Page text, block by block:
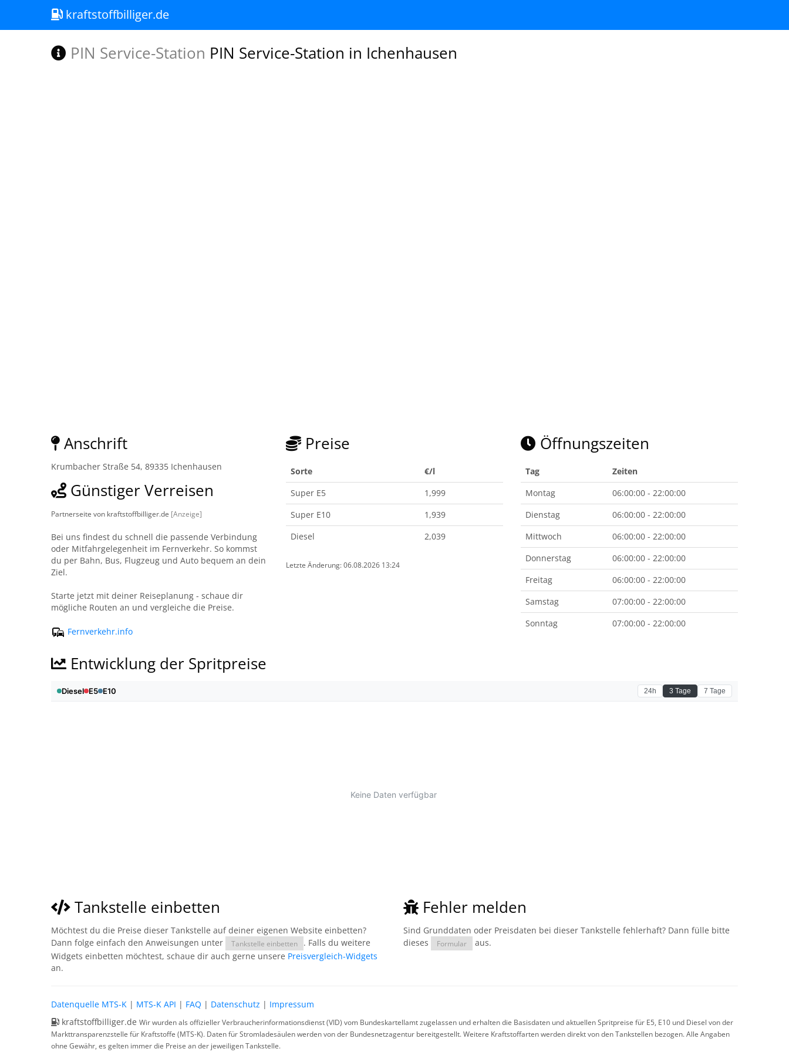
kraftstoffbilliger.de
PIN Service-Station PIN Service-Station in Ichenhausen
Anschrift
Krumbacher Straße 54, 89335 Ichenhausen
Günstiger Verreisen
Partnerseite von kraftstoffbilliger.de [Anzeige]
Bei uns findest du schnell die passende Verbindung
oder Mitfahrgelegenheit im Fernverkehr. So kommst
du per Bahn, Bus, Flugzeug und Auto bequem an dein
Ziel.
Starte jetzt mit deiner Reiseplanung - schaue dir
mögliche Routen an und vergleiche die Preise.
Fernverkehr.info
Preise
Sorte
€/l
Super E5
1,999
Super E10
1,939
Diesel
2,039
Letzte Änderung: 06.08.2026 13:24
Öffnungszeiten
Tag
Zeiten
Montag
06:00:00 - 22:00:00
Dienstag
06:00:00 - 22:00:00
Mittwoch
06:00:00 - 22:00:00
Donnerstag
06:00:00 - 22:00:00
Freitag
06:00:00 - 22:00:00
Samstag
07:00:00 - 22:00:00
Sonntag
07:00:00 - 22:00:00
Entwicklung der Spritpreise
Tankstelle einbetten
Möchtest du die Preise dieser Tankstelle auf deiner eigenen Website einbetten?
Dann folge einfach den Anweisungen unter
Tankstelle einbetten
. Falls du weitere
Widgets einbetten möchtest, schaue dir auch gerne unsere Preisvergleich-Widgets
an.
Fehler melden
Sind Grunddaten oder Preisdaten bei dieser Tankstelle fehlerhaft? Dann fülle bitte
dieses
Formular aus.
Datenquelle MTS-K | MTS-K API | FAQ | Datenschutz | Impressum
kraftstoffbilliger.de Wir wurden als offizieller Verbraucherinformationsdienst (VID) vom Bundeskartellamt zugelassen und erhalten die Basisdaten und aktuellen Spritpreise für E5, E10 und Diesel von der
Markttransparenzstelle für Kraftstoffe (MTS-K). Daten für Stromladesäulen werden von der Bundesnetzagentur bereitgestellt. Weitere Kraftstoffarten werden direkt von den Tankstellen bezogen. Alle Angaben
ohne Gewähr, es gelten immer die Preise an der jeweiligen Tankstelle.